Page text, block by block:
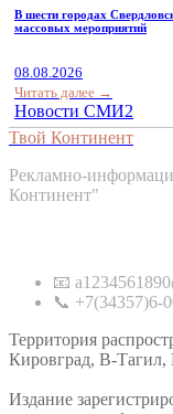
В шести городах
массовых мероприятий
08.08.2026
Читать далее →
Новости СМИ2
Твой Континент
Рекламно-
Континент"
📧
📞 +7(34357)6-
Территория
Кировград, В-Тагил,
Издание